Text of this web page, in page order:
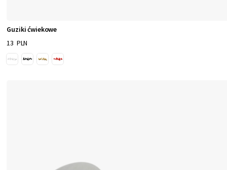
Guziki ćwiekowe
13 PLN